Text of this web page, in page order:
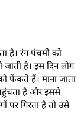
है। रंग पंचमी को
है। इस दिन लोग
फेंकते हैं। माना जाता
है और इससे
पर गिरता है तो उसे